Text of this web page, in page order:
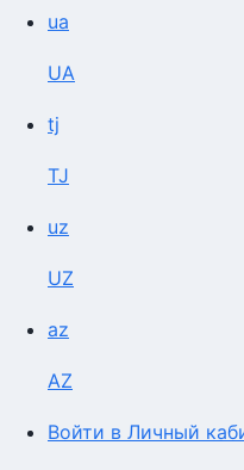
ua
UA
tj
TJ
uz
UZ
az
AZ
Войти в Личный